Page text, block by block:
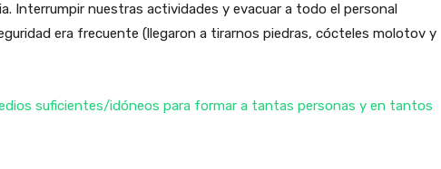
Interrumpir nuestras actividades y evacuar a todo el personal
era frecuente (llegaron a tirarnos piedras, cócteles molotov y
suficientes/idóneos para formar a tantas personas y en tantos